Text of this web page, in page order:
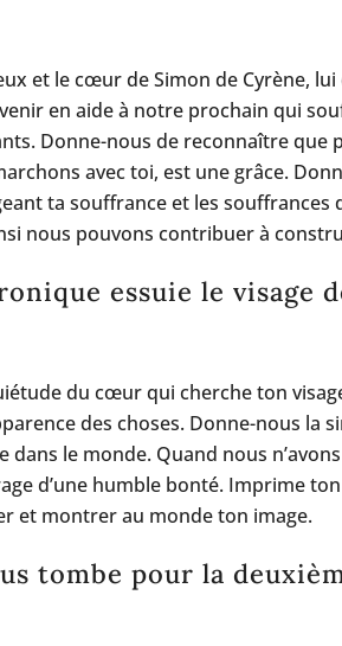
et le cœur de Simon de Cyrène,
en aide à notre prochain qui
Donne-nous de reconnaître que
avec toi, est une grâce.
ta souffrance et les souffrances
nous pouvons contribuer à
essuie le visage
du cœur qui cherche ton
des choses. Donne-nous la
dans le monde. Quand nous
d’une humble bonté. Imprime
et montrer au monde ton image.
tombe pour la